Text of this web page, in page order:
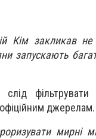
Кім закликав
запускають
фільтрувати
офіційним джерелам.